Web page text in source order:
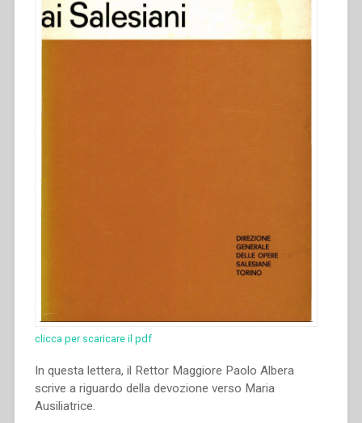
clicca per scaricare il pdf
In questa lettera, il Rettor Maggiore Paolo Albera
scrive a riguardo della devozione verso Maria
Ausiliatrice.